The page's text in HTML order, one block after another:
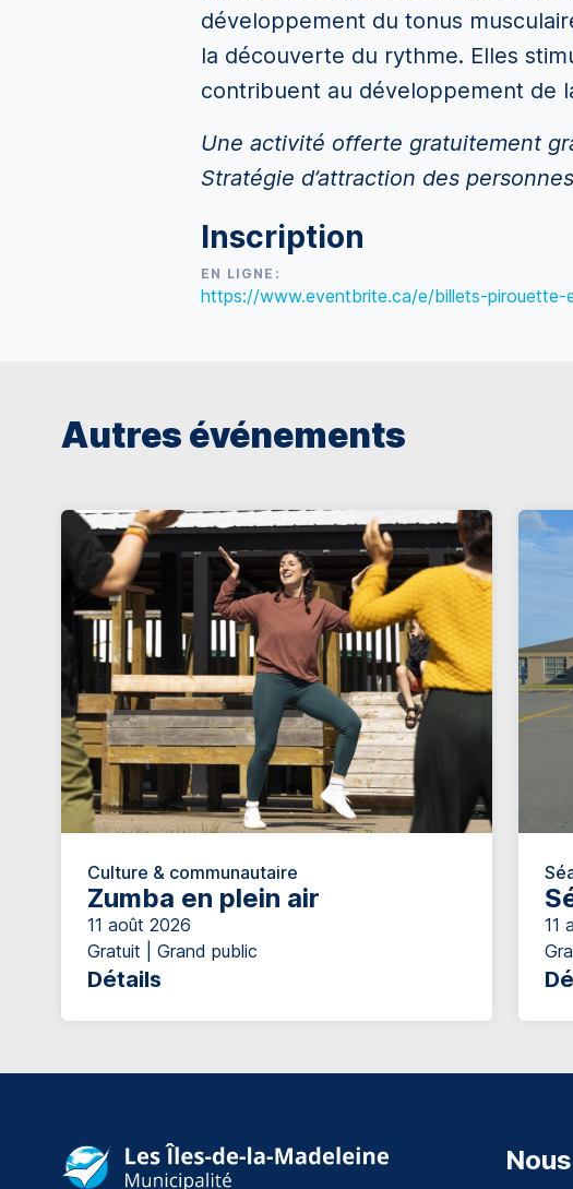
développement du tonus
la découverte du rythme. Elles
contribuent au développement de
Une activité offerte gratuitement
Stratégie d’attraction des
Inscription
EN LIGNE:
https://www.eventbrite.ca/e/billets-
Autres événements
Culture & communautaire
Zumba en plein air
11 août 2026
Gratuit | Grand public
Détails
11